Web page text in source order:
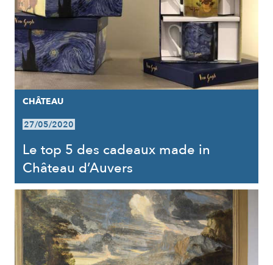
CHÂTEAU
27/05/2020
Le top 5 des cadeaux made in
Château d’Auvers